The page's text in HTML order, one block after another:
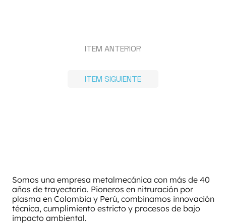
ITEM ANTERIOR
ITEM SIGUIENTE
Somos una empresa metalmecánica con más de 40
años de trayectoria. Pioneros en nitruración por
plasma en Colombia y Perú, combinamos innovación
técnica, cumplimiento estricto y procesos de bajo
impacto ambiental.